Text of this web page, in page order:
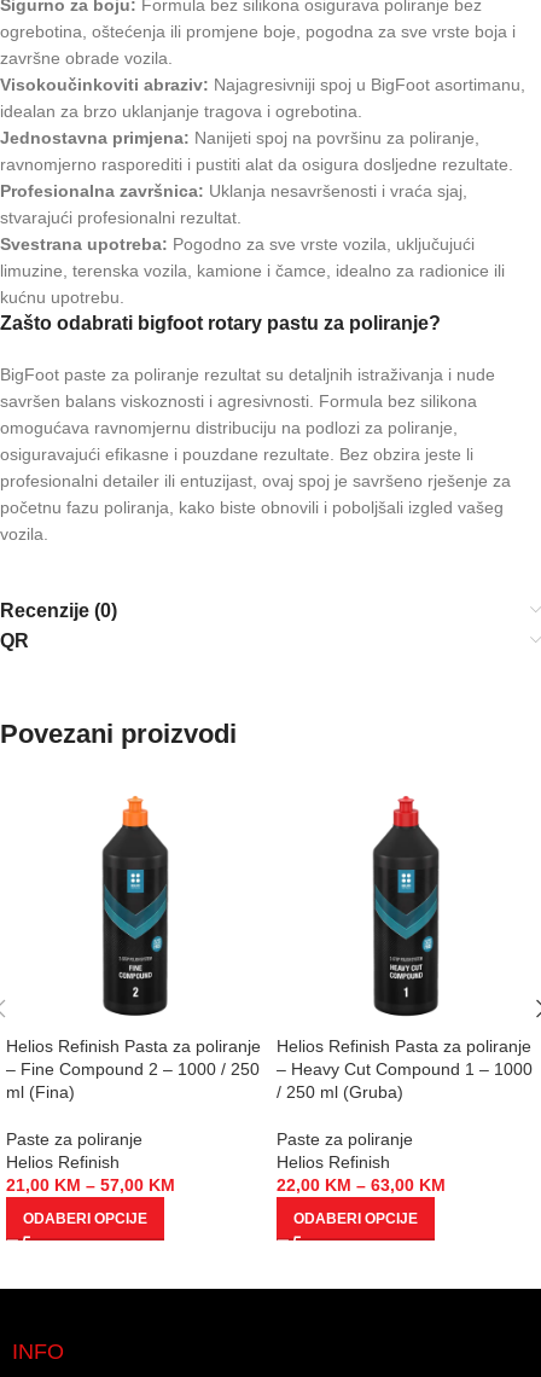
Sigurno za boju: Formula bez silikona osigurava poliranje bez
ogrebotina, oštećenja ili promjene boje, pogodna za sve vrste boja i
završne obrade vozila.
Visokoučinkoviti abraziv: Najagresivniji spoj u BigFoot asortimanu,
idealan za brzo uklanjanje tragova i ogrebotina.
Jednostavna primjena: Nanijeti spoj na površinu za poliranje,
ravnomjerno rasporediti i pustiti alat da osigura dosljedne rezultate.
Profesionalna završnica: Uklanja nesavršenosti i vraća sjaj,
stvarajući profesionalni rezultat.
Svestrana upotreba: Pogodno za sve vrste vozila, uključujući
limuzine, terenska vozila, kamione i čamce, idealno za radionice ili
kućnu upotrebu.
Zašto odabrati bigfoot rotary pastu za poliranje?
BigFoot paste za poliranje rezultat su detaljnih istraživanja i nude
savršen balans viskoznosti i agresivnosti. Formula bez silikona
omogućava ravnomjernu distribuciju na podlozi za poliranje,
osiguravajući efikasne i pouzdane rezultate. Bez obzira jeste li
profesionalni detailer ili entuzijast, ovaj spoj je savršeno rješenje za
početnu fazu poliranja, kako biste obnovili i poboljšali izgled vašeg
vozila.
Recenzije (0)
QR
Povezani proizvodi
Helios Refinish Pasta za poliranje
– Fine Compound 2 – 1000 / 250
ml (Fina)
Paste za poliranje
Helios Refinish
21,00 KM – 57,00 KM
ODABERI OPCIJE
Helios Refinish Pasta za poliranje
– Heavy Cut Compound 1 – 1000
/ 250 ml (Gruba)
Paste za poliranje
Helios Refinish
22,00 KM – 63,00 KM
ODABERI OPCIJE
INFO